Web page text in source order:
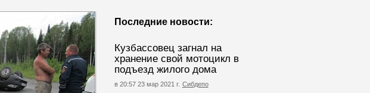
Последние новости:
Кузбассовец загнал на
хранение свой мотоцикл в
подъезд жилого дома
в 20:57 23 мар 2021 г. Сибдепо